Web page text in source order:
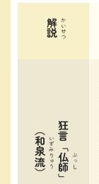
解説かいせつ
狂言「
仏師 ぶっし
」
（
和泉流いずみりゅう
）